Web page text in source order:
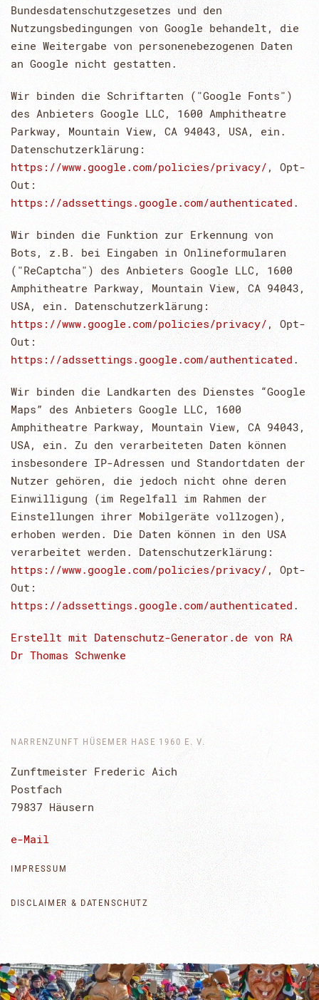
Bundesdatenschutzgesetzes und den
Nutzungsbedingungen von Google behandelt, die
eine Weitergabe von personenebezogenen Daten
an Google nicht gestatten.
Wir binden die Schriftarten ("Google Fonts")
des Anbieters Google LLC, 1600 Amphitheatre
Parkway, Mountain View, CA 94043, USA, ein.
Datenschutzerklärung:
https://www.google.com/policies/privacy/ , Opt-
Out:
https://adssettings.google.com/authenticated .
Wir binden die Funktion zur Erkennung von
Bots, z.B. bei Eingaben in Onlineformularen
("ReCaptcha") des Anbieters Google LLC, 1600
Amphitheatre Parkway, Mountain View, CA 94043,
USA, ein. Datenschutzerklärung:
https://www.google.com/policies/privacy/ , Opt-
Out:
https://adssettings.google.com/authenticated .
Wir binden die Landkarten des Dienstes “Google
Maps” des Anbieters Google LLC, 1600
Amphitheatre Parkway, Mountain View, CA 94043,
USA, ein. Zu den verarbeiteten Daten können
insbesondere IP-Adressen und Standortdaten der
Nutzer gehören, die jedoch nicht ohne deren
Einwilligung (im Regelfall im Rahmen der
Einstellungen ihrer Mobilgeräte vollzogen),
erhoben werden. Die Daten können in den USA
verarbeitet werden. Datenschutzerklärung:
https://www.google.com/policies/privacy/ , Opt-
Out:
https://adssettings.google.com/authenticated .
Erstellt mit Datenschutz-Generator.de von RA
Dr Thomas Schwenke
NARRENZUNFT HÜSEMER HASE 1960 E. V.
Zunftmeister Frederic Aich
Postfach
79837 Häusern
e-Mail
IMPRESSUM
DISCLAIMER & DATENSCHUTZ